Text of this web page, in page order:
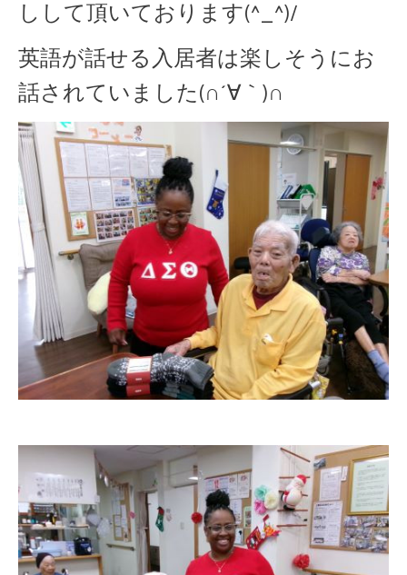
しして頂いております(^_^)/
英語が話せる入居者は楽しそうにお
話されていました(∩´∀｀)∩